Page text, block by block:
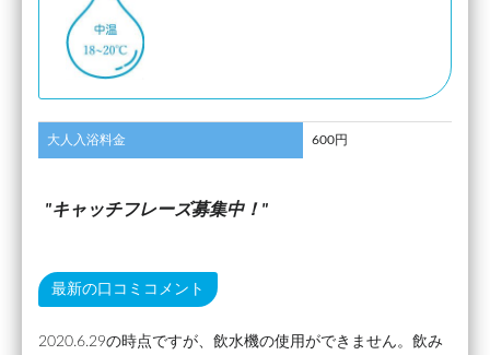
大人入浴料金 600円
キャッチフレーズ募集中！
最新の口コミコメント
2020.6.29の時点ですが、飲水機の使用ができません。飲み